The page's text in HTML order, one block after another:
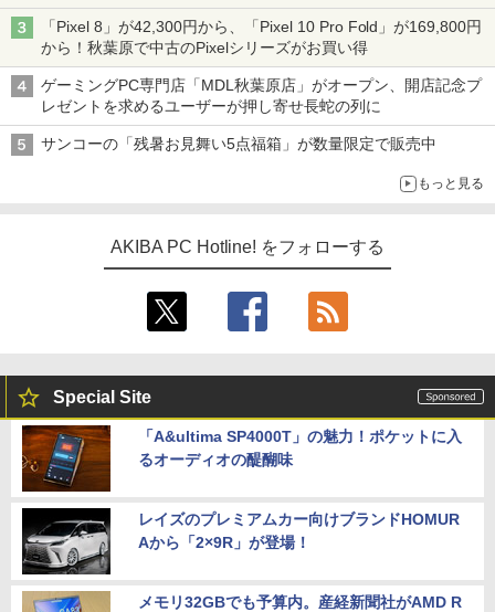
「Pixel 8」が42,300円から、「Pixel 10 Pro Fold」が169,800円
から！秋葉原で中古のPixelシリーズがお買い得
ゲーミングPC専門店「MDL秋葉原店」がオープン、開店記念プ
レゼントを求めるユーザーが押し寄せ長蛇の列に
サンコーの「残暑お見舞い5点福箱」が数量限定で販売中
もっと見る
AKIBA PC Hotline! をフォローする
Special Site
「A&ultima SP4000T」の魅力！ポケットに入
るオーディオの醍醐味
レイズのプレミアムカー向けブランドHOMUR
Aから「2×9R」が登場！
メモリ32GBでも予算内。産経新聞社がAMD R